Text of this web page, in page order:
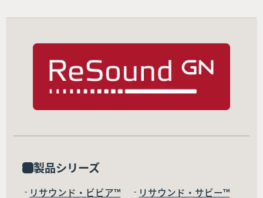
製品シリーズ
リサウンド・ビビア™
リサウンド・サビー™